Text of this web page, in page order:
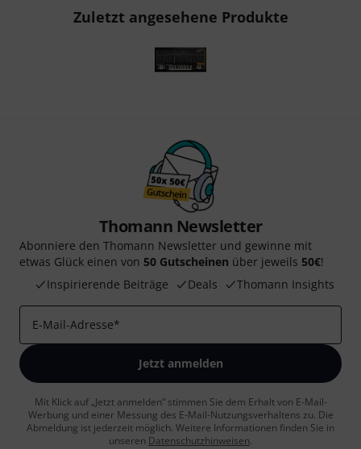
Zuletzt angesehene Produkte
Thomann Newsletter
Abonniere den Thomann Newsletter und gewinne mit
etwas Glück einen von 50 Gutscheinen über jeweils 50€!
Inspirierende Beiträge
Deals Thomann Insights
E-Mail-Adresse*
Jetzt anmelden
Mit Klick auf „Jetzt anmelden“ stimmen Sie dem Erhalt von E-Mail-
Werbung und einer Messung des E-Mail-Nutzungsverhaltens zu. Die
Abmeldung ist jederzeit möglich. Weitere Informationen finden Sie in
unseren Datenschutzhinweisen.